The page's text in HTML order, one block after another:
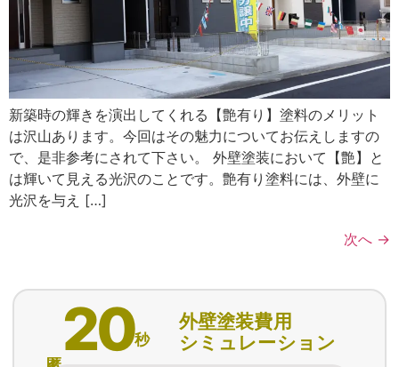
新築時の輝きを演出してくれる【艶有り】塗料のメリット
は沢山あります。今回はその魅力についてお伝えしますの
で、是非参考にされて下さい。 外壁塗装において【艶】と
は輝いて見える光沢のことです。艶有り塗料には、外壁に
光沢を与え […]
次へ →
20秒
外壁塗装費用
シミュレーション